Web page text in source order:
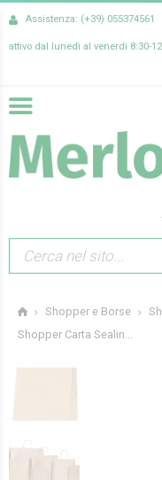
Assistenza: (+39) 055374561
attivo dal lunedì al venerdì 8:30-
Shopper e Borse
Shopper Carta Sealin...